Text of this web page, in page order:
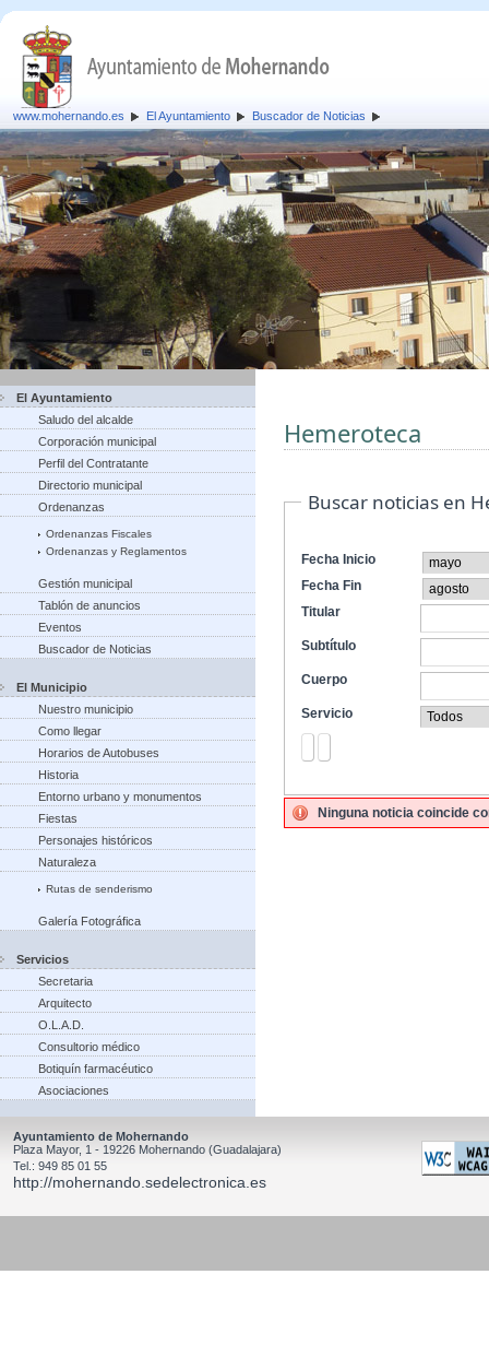
www.mohernando.es El Ayuntamiento Buscador de Noticias
El Ayuntamiento
Saludo del alcalde
Corporación municipal
Perfil del Contratante
Directorio municipal
Ordenanzas
Ordenanzas Fiscales
Ordenanzas y Reglamentos
Gestión municipal
Tablón de anuncios
Eventos
Buscador de Noticias
El Municipio
Nuestro municipio
Como llegar
Horarios de Autobuses
Historia
Entorno urbano y monumentos
Fiestas
Personajes históricos
Naturaleza
Rutas de senderismo
Galería Fotográfica
Servicios
Secretaria
Arquitecto
O.L.A.D.
Consultorio médico
Botiquín farmacéutico
Asociaciones
Hemeroteca
Buscar noticias en
Fecha Inicio
Fecha Fin
Titular
Subtítulo
Cuerpo
Servicio
Ninguna noticia coincide
Ayuntamiento de Mohernando
Plaza Mayor, 1 - 19226 Mohernando (Guadalajara)
Tel.: 949 85 01 55
http://mohernando.sedelectronica.es